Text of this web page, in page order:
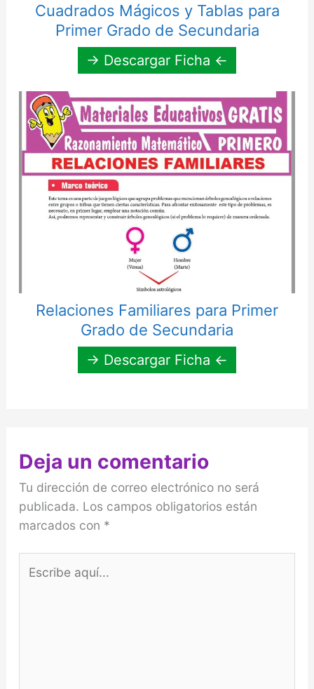
Cuadrados Mágicos y Tablas para
Primer Grado de Secundaria
→ Descargar Ficha ←
Relaciones Familiares para Primer
Grado de Secundaria
→ Descargar Ficha ←
Deja un comentario
Tu dirección de correo electrónico no será
publicada. Los campos obligatorios están
marcados con *
aquí...